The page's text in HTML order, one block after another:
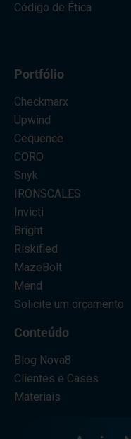
Código de Ética
Portfólio
Checkmarx
Upwind
Cequence
CORO
Snyk
IRONSCALES
Invicti
Bright
Riskified
MazeBolt
Mend
Solicite um orçamento
Conteúdo
Blog Nova8
Clientes e Cases
Materiais